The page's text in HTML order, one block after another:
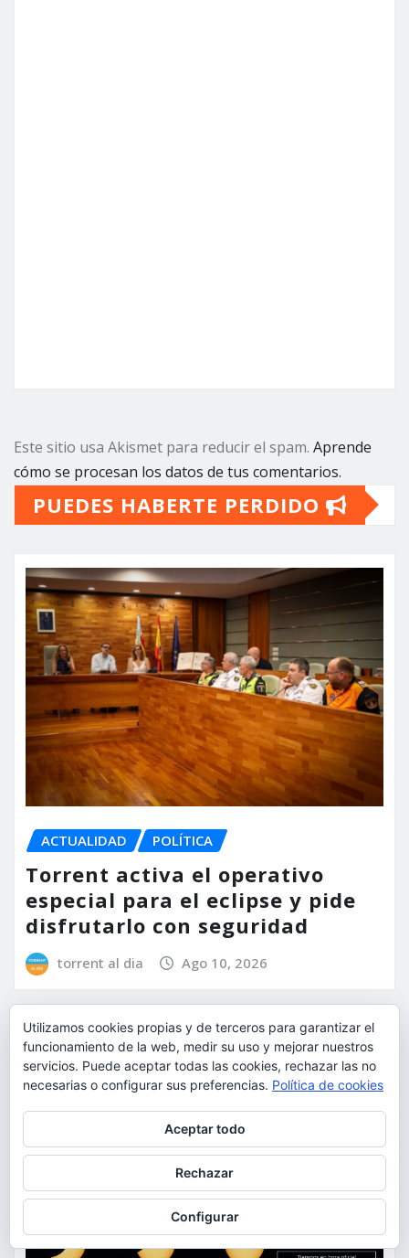
Este sitio usa Akismet para reducir el spam. Aprende
cómo se procesan los datos de tus comentarios.
PUEDES HABERTE PERDIDO
ACTUALIDAD POLÍTICA
Torrent activa el operativo
especial para el eclipse y pide
disfrutarlo con seguridad
torrent al dia Ago 10, 2026
Utilizamos cookies propias y de terceros para garantizar el
funcionamiento de la web, medir su uso y mejorar nuestros
servicios. Puede aceptar todas las cookies, rechazar las no
necesarias o configurar sus preferencias. Política de cookies
Aceptar todo
Rechazar
Configurar
Para obtener más información, incluido cómo gestionar las cookies,